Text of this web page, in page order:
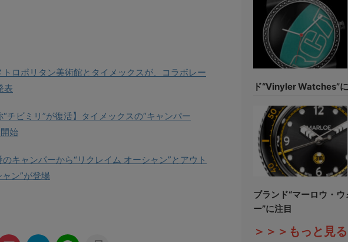
ロポリタン美術館とタイメックスが、コラボレー
表
チビミリ”が復活】タイメックスの“キャンパー
始
キャンパーから“リクレイム オーシャン”とアウト
ン”が登場
ド“Vinyler Watches”
ブランド“マーロウ・
ー”に注目
＞＞＞もっと見る